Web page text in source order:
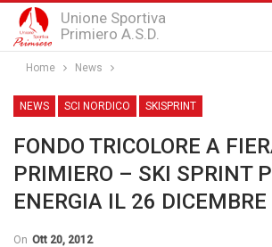
Unione Sportiva
Primiero A.S.D.
Home News
NEWS SCI NORDICO SKISPRINT
FONDO TRICOLORE A
PRIMIERO – SKI SPRINT
ENERGIA IL 26 DICEMBRE
On Ott 20, 2012